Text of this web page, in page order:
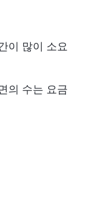
이 많이 소요
의 수는 요금